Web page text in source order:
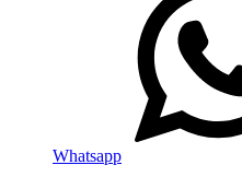
Whatsapp